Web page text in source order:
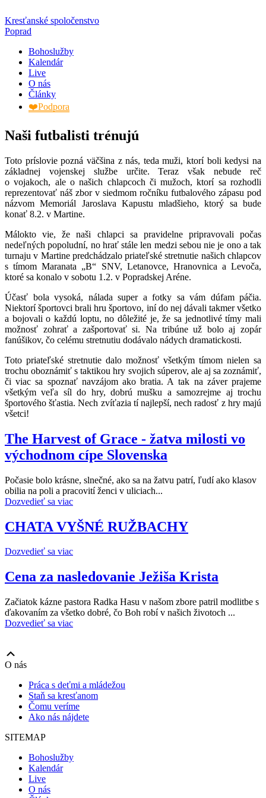
Kresťanské spoločenstvo
Poprad
Bohoslužby
Kalendár
Live
O nás
Články
❤️Podpora
Naši futbalisti trénujú
Toto príslovie pozná väčšina z nás, teda muži, ktorí boli kedysi na
základnej vojenskej službe určite. Teraz však nebude reč
o vojakoch, ale o našich chlapcoch či mužoch, ktorí sa rozhodli
reprezentovať náš zbor v siedmom ročníku futbalového zápasu pod
názvom Memoriál Jaroslava Kapustu mladšieho, ktorý sa bude
konať 8.2. v Martine.
Málokto vie, že naši chlapci sa pravidelne pripravovali počas
nedeľných popoludní, no hrať stále len medzi sebou nie je ono a tak
turnaju v Martine predchádzalo priateľské stretnutie našich chlapcov
s tímom Maranata „B“ SNV, Letanovce, Hranovnica a Levoča,
ktoré sa konalo v sobotu 1.2. v Popradskej Aréne.
Účasť bola vysoká, nálada super a fotky sa vám dúfam páčia.
Niektorí športovci brali hru športovo, iní do nej dávali takmer všetko
a bojovali o každú loptu, no dôležité je, že sa jednotlivé tímy mali
možnosť zohrať a zašportovať si. Na tribúne už bolo aj zopár
fanúšikov, čo celému stretnutiu dodávalo nádych dramatickosti.
Toto priateľské stretnutie dalo možnosť všetkým tímom nielen sa
trochu oboznámiť s taktikou hry svojich súperov, ale aj sa zoznámiť,
či viac sa spoznať navzájom ako bratia. A tak na záver prajeme
všetkým veľa síl do hry, dobrú mušku a samozrejme aj trochu
športového šťastia. Nech zvíťazia tí najlepší, nech radosť z hry majú
všetci!
The Harvest of Grace - žatva milosti vo
východnom cípe Slovenska
Počasie bolo krásne, slnečné, ako sa na žatvu patrí, ľudí ako klasov
obilia na poli a pracovití ženci v uliciach...
Dozvedieť sa viac
CHATA VYŠNÉ RUŽBACHY
Dozvedieť sa viac
Cena za nasledovanie Ježiša Krista
Začiatok kázne pastora Radka Hasu v našom zbore patril modlitbe s
ďakovaním za všetko dobré, čo Boh robí v našich životoch ...
Dozvedieť sa viac
Up
O nás
Práca s deťmi a mládežou
Staň sa kresťanom
Čomu veríme
Ako nás nájdete
SITEMAP
Bohoslužby
Kalendár
Live
O nás